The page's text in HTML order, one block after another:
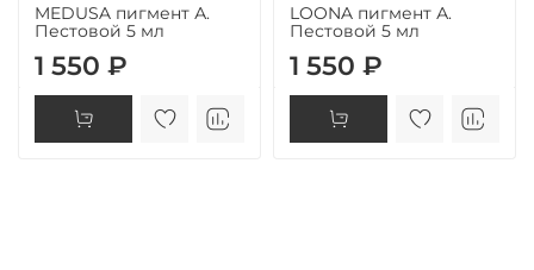
MEDUSA пигмент А.
Пестовой 5 мл
1 550 ₽
LOONA пигмент А.
Пестовой 5 мл
1 550 ₽